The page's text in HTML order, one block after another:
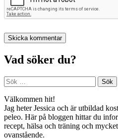
Vad söker du?
Sök
efter:
Välkommen hit!
Jag heter Jessica och är utbildad
peleo. Här på bloggen hittar du
recept, hälsa och träning och
ovanstående.